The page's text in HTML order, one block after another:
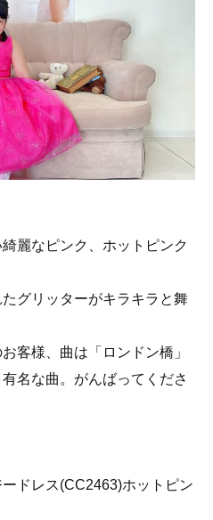
麗なピンク、ホットピンク
グリッターがキラキラと舞
客様、曲は「ロンドン橋」
名な曲。がんばってくださ
ドレス(CC2463)ホットピン